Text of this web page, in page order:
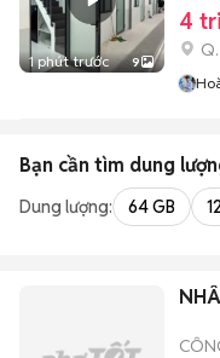
1 phút trước 9
4
Bạn cần tìm dung
Dung lượng: 64 GB